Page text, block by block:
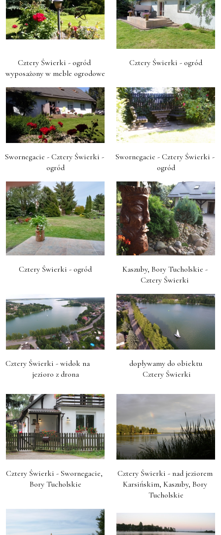
Cztery Świerki - ogród
wyposażony w meble ogrodowe
Cztery Świerki - ogród
Swornegacie - Cztery Świerki -
ogród
Swornegacie - Cztery Świerki -
ogród
Cztery Świerki - ogród
Kaszuby, Bory Tucholskie -
Cztery Świerki
Cztery Świerki - widok na
jezioro z drona
dopływamy do obiektu
Cztery Świerki
Cztery Świerki - Swornegacie,
Bory Tucholskie
Cztery Świerki - nad jeziorem
Karsińskim, Kaszuby, Bory
Tucholskie